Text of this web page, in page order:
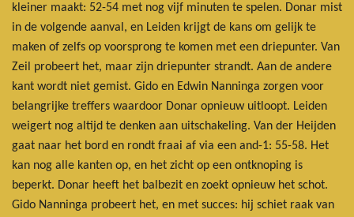
kleiner maakt: 52-54 met nog vijf minuten te spelen. Donar mist
in de volgende aanval, en Leiden krijgt de kans om gelijk te
maken of zelfs op voorsprong te komen met een driepunter. Van
Zeil probeert het, maar zijn driepunter strandt. Aan de andere
kant wordt niet gemist. Gido en Edwin Nanninga zorgen voor
belangrijke treffers waardoor Donar opnieuw uitloopt. Leiden
weigert nog altijd te denken aan uitschakeling. Van der Heijden
gaat naar het bord en rondt fraai af via een and-1: 55-58. Het
kan nog alle kanten op, en het zicht op een ontknoping is
beperkt. Donar heeft het balbezit en zoekt opnieuw het schot.
Gido Nanninga probeert het, en met succes: hij schiet raak van